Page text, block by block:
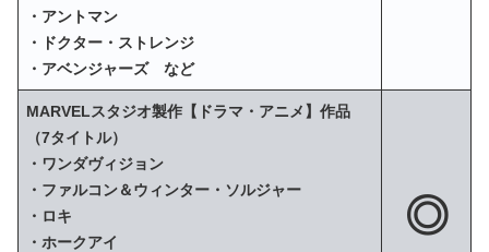
・アントマン
・ドクター・ストレンジ
・アベンジャーズ など
MARVELスタジオ製作【ドラマ・アニメ】作品
（7タイトル）
・ワンダヴィジョン
・ファルコン＆ウィンター・ソルジャー
・ロキ
・ホークアイ
◎